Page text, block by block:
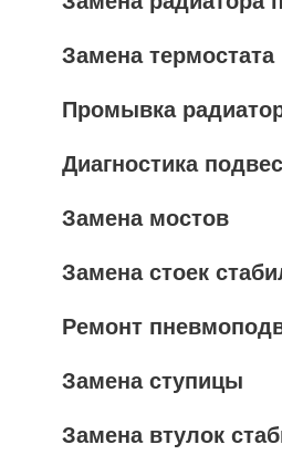
Замена термостата
Промывка
Диагностика
Замена мостов
Замена стоек
Ремонт
Замена ступицы
Замена втулок